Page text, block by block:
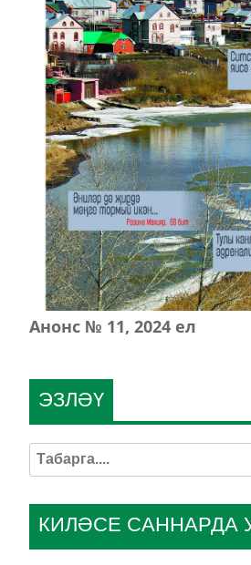
Анонс № 11, 2024 ел
КИЛӘСЕ САННАРДА
ЭЗЛӘҮ